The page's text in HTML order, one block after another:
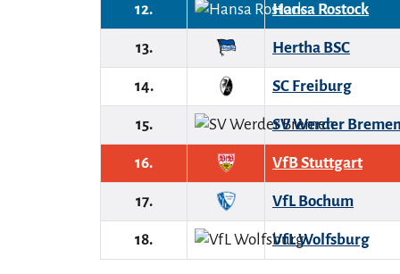
12. Hansa Rostock
13. Hertha BSC
14. SC Freiburg
15. SV Werder
16. VfB Stuttgart
17. VfL Bochum
18. VfL Wolfsburg